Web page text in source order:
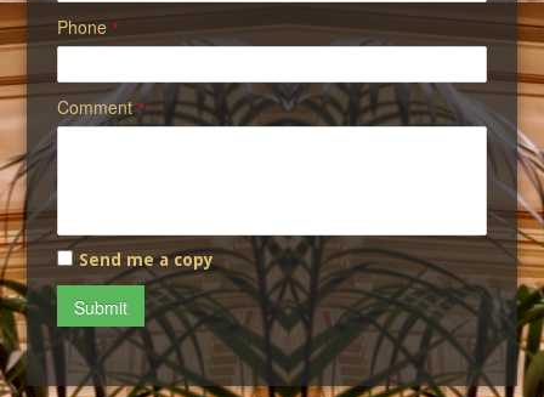
Phone *
Comment *
Send me a copy
Submit